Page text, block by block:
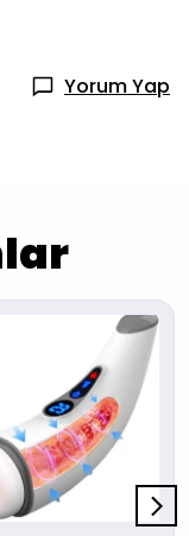
Yorum Yap